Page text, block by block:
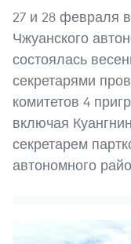
27 и 28 февраля
Чжуанского
состоялась
секретарями
комитетов 4
включая
секретарем
автономного